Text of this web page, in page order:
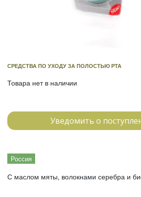
СРЕДСТВА ПО УХОДУ ЗА ПОЛОСТЬЮ РТА
Товара нет в наличии
Уведомить о
Россия
С маслом мяты, волокнами серебра и